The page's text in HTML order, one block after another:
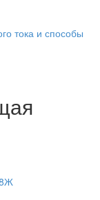
тока и способы